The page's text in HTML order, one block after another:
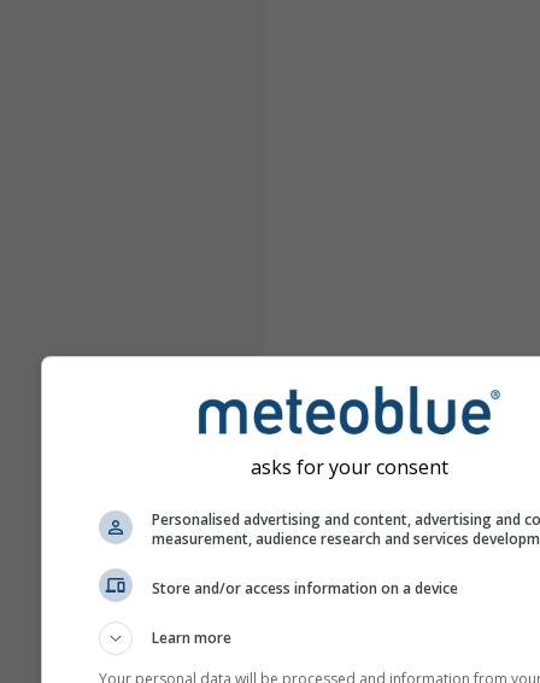
asks for your consent
Personalised advertising and content, advertising and
measurement, audience research and services
Store and/or access information on a device
Learn more
Your personal data will be processed and information from